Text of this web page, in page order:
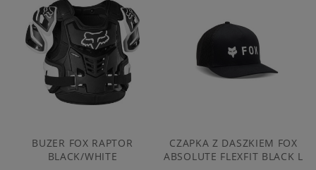
BUZER FOX RAPTOR
BLACK/WHITE
CZAPKA Z DASZKIEM FOX
ABSOLUTE FLEXFIT BLACK L